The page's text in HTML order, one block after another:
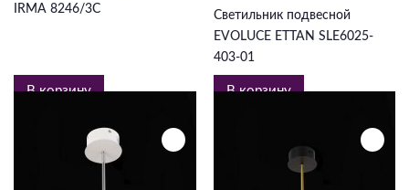
IRMA 8246/3C
В корзину
Светильник подвесной
EVOLUCE ETTAN SLE6025-
403-01
В корзину